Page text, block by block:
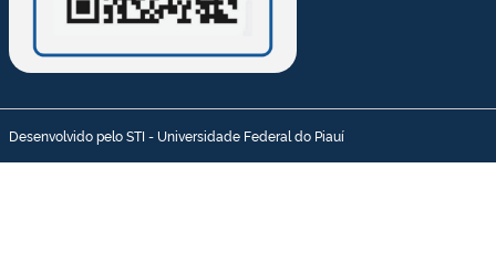
Desenvolvido pelo STI - Universidade Federal do Piauí